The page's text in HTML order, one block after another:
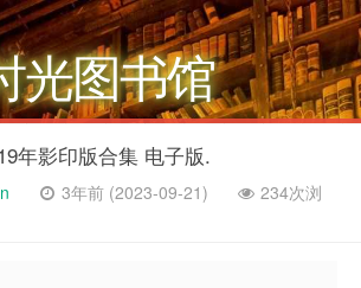
光图书馆
年影印版合集 电子版.
3年前 (2023-09-21)
234次浏